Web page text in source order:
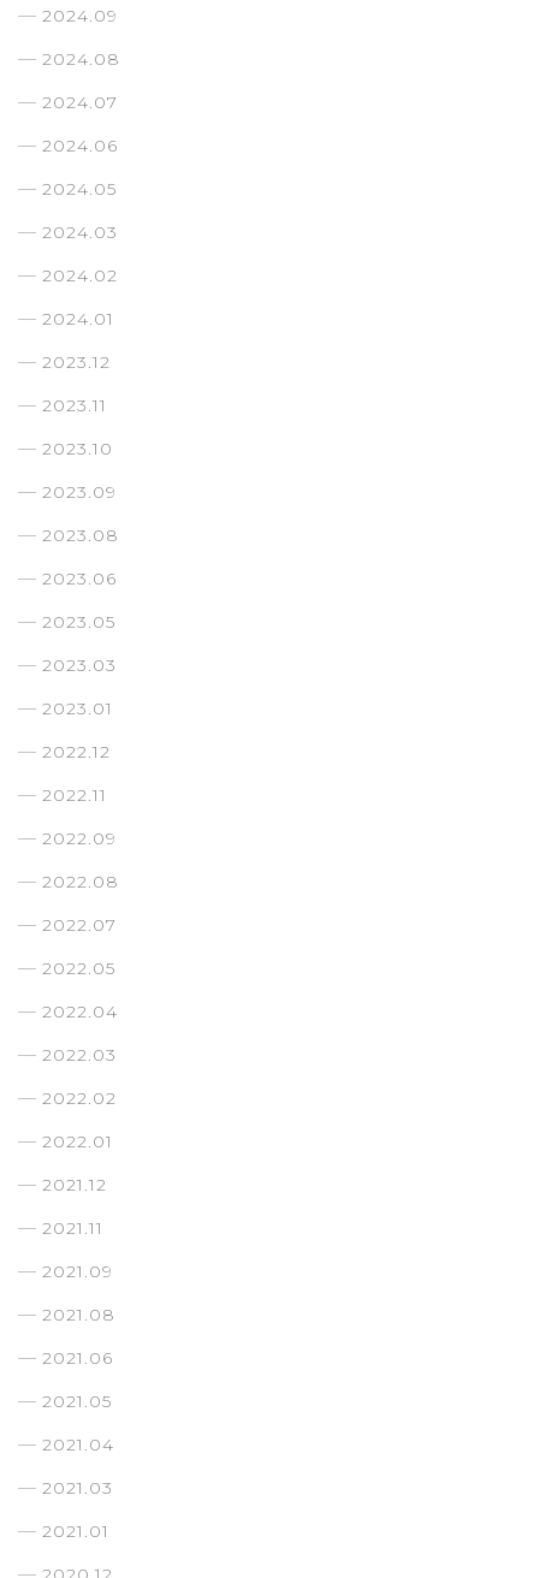
2024.09
2024.08
2024.07
2024.06
2024.05
2024.03
2024.02
2024.01
2023.12
2023.11
2023.10
2023.09
2023.08
2023.06
2023.05
2023.03
2023.01
2022.12
2022.11
2022.09
2022.08
2022.07
2022.05
2022.04
2022.03
2022.02
2022.01
2021.12
2021.11
2021.09
2021.08
2021.06
2021.05
2021.04
2021.03
2021.01